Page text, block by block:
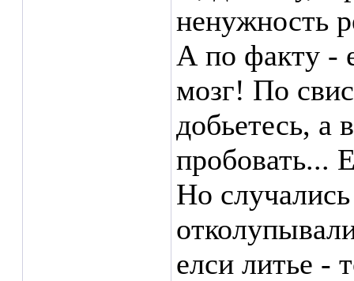
ненужность
А по факту -
мозг! По
добьетесь,
пробовать...
Но
елси литье -